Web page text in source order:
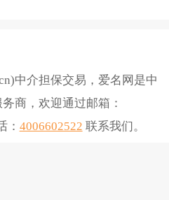
中介担保交易，爱名网是中
商，欢迎通过邮箱：
： 4006602522 联系我们。